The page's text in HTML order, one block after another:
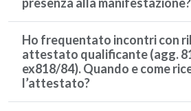
presenza alla manifestazione?
Ho frequentato incontri con
attestato qualificante (agg.
ex818/84). Quando e come
l’attestato?